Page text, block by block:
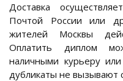
Доставка
Почтой России или
жителей Москвы
Оплатить диплом
наличными курьеру
дубликаты не вызывают